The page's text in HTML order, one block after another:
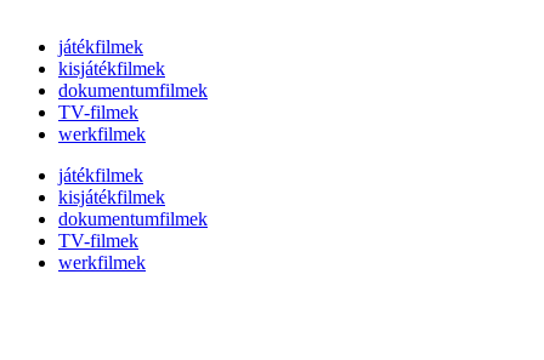
játékfilmek
kisjátékfilmek
dokumentumfilmek
TV-filmek
werkfilmek
játékfilmek
kisjátékfilmek
dokumentumfilmek
TV-filmek
werkfilmek